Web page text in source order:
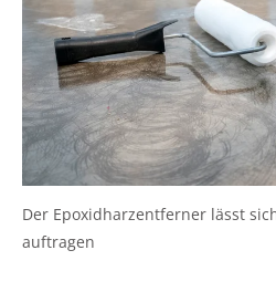
Der Epoxidharzentferner lässt
auftragen